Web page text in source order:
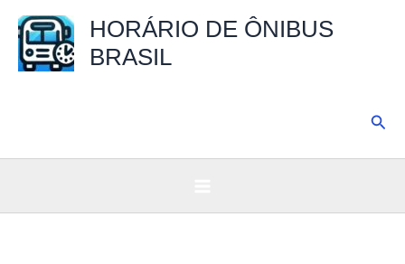
para
HORÁRIO DE ÔNIBUS
BRASIL